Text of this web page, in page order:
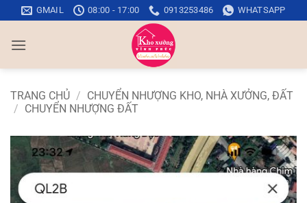
qua
nội
GMAIL 08:00 - 17:00 0913253486 WHATSAPP
TRANG CHỦ / CHUYỂN NHƯỢNG KHO, NHÀ XƯỞNG, ĐẤT
/ CHUYỂN NHƯỢNG ĐẤT